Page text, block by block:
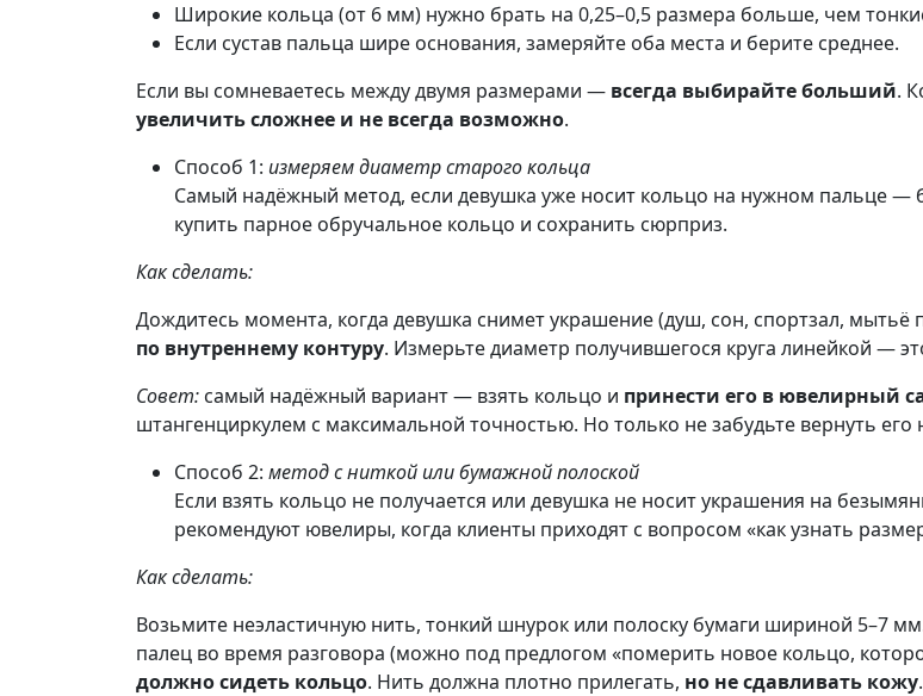
Широкие кольца (от 6 мм) нужно брать на 0,25–0,5 размера больше, чем
Если сустав пальца шире основания, замеряйте оба места и берите среднее.
Если вы сомневаетесь между двумя размерами — всегда выбирайте больший.
увеличить сложнее и не всегда возможно.
Способ 1: измеряем диаметр старого кольца
Самый надёжный метод, если девушка уже носит кольцо на нужном пальце —
купить парное обручальное кольцо и сохранить сюрприз.
Как сделать:
Дождитесь момента, когда девушка снимет украшение (душ, сон, спортзал, мытьё
по внутреннему контуру. Измерьте диаметр получившегося круга линейкой —
Совет: самый надёжный вариант — взять кольцо и принести его в ювелирный
штангенциркулем с максимальной точностью. Но только не забудьте вернуть его
Способ 2: метод с ниткой или бумажной полоской
Если взять кольцо не получается или девушка не носит украшения на
рекомендуют ювелиры, когда клиенты приходят с вопросом «как узнать
Как сделать:
Возьмите неэластичную нить, тонкий шнурок или полоску бумаги шириной 5–7
палец во время разговора (можно под предлогом «померить новое кольцо,
должно сидеть кольцо. Нить должна плотно прилегать, но не сдавливать кожу.